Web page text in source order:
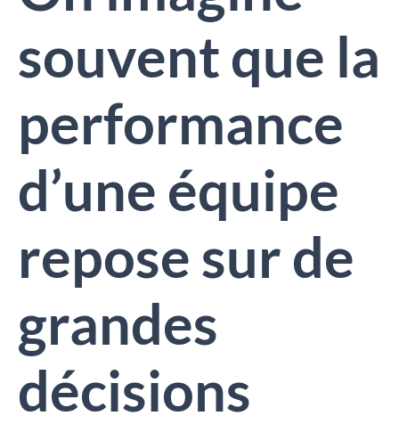
souvent que la
performance
d’une équipe
repose sur de
grandes
décisions